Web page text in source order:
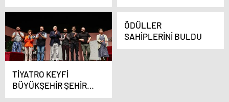
KADINLARI’NI ORTAYA
ÖDÜL
TİYATRO KEYFİ
BÜYÜKŞEHİR ŞEHİR
TİYATROSU İLE
ÖDÜLLER
SAHİPLERİNİ BULDU